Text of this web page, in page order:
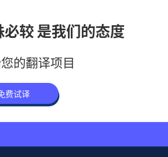
较 是我们的态度
的翻译项目
费试译